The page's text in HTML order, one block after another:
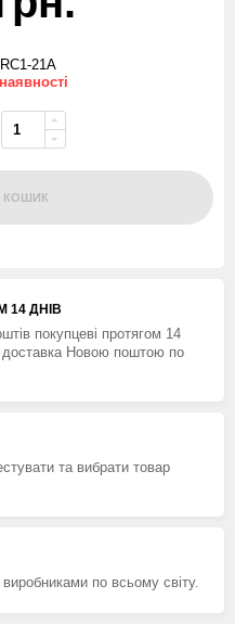
21A
КОШИК
14 ДНIВ
покупцеві протягом 14
доставка Новою поштою по
та вибрати товар
по всьому світу.